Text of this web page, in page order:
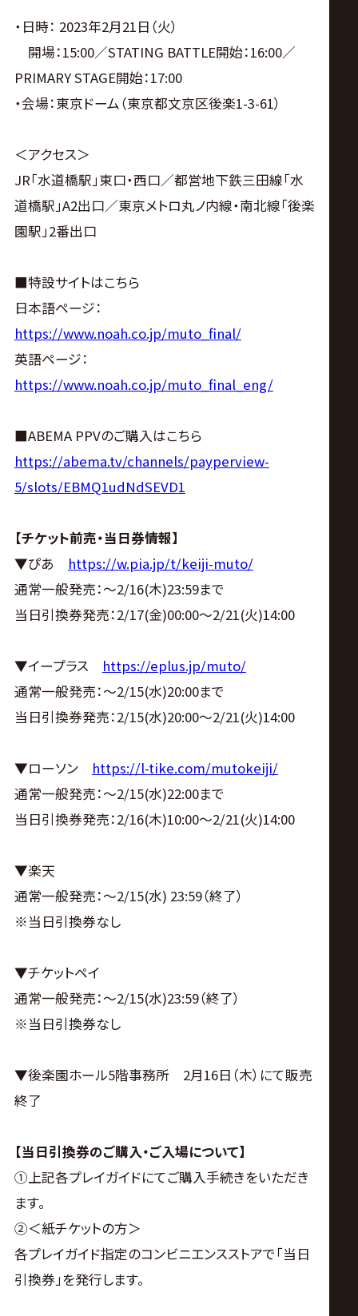
・日時： 2023年2月21日（火）
開場：15:00／STATING BATTLE開始：16:00／
PRIMARY STAGE開始：17:00
・会場：東京ドーム（東京都文京区後楽1-3-61）
＜アクセス＞
JR「水道橋駅」東口・西口／都営地下鉄三田線「水
道橋駅」A2出口／東京メトロ丸ノ内線・南北線「後楽
園駅」2番出口
■特設サイトはこちら
日本語ページ：
https://www.noah.co.jp/muto_final/
英語ページ：
https://www.noah.co.jp/muto_final_eng/
■ABEMA PPVのご購入はこちら
https://abema.tv/channels/payperview-
5/slots/EBMQ1udNdSEVD1
【チケット前売・当日券情報】
▼ぴあ https://w.pia.jp/t/keiji-muto/
通常一般発売：〜2/16(木)23:59まで
当日引換券発売：2/17(金)00:00～2/21(火)14:00
▼イープラス https://eplus.jp/muto/
通常一般発売：〜2/15(水)20:00まで
当日引換券発売：2/15(水)20:00〜2/21(火)14:00
▼ローソン https://l-tike.com/mutokeiji/
通常一般発売：〜2/15(水)22:00まで
当日引換券発売：2/16(木)10:00〜2/21(火)14:00
▼楽天
通常一般発売：〜2/15(水) 23:59（終了）
※当日引換券なし
▼チケットペイ
通常一般発売：〜2/15(水)23:59（終了）
※当日引換券なし
▼後楽園ホール5階事務所 2月16日（木）にて販売
終了
【当日引換券のご購入・ご入場について】
①上記各プレイガイドにてご購入手続きをいただき
ます。
②＜紙チケットの方＞
各プレイガイド指定のコンビニエンスストアで「当日
引換券」を発行します。